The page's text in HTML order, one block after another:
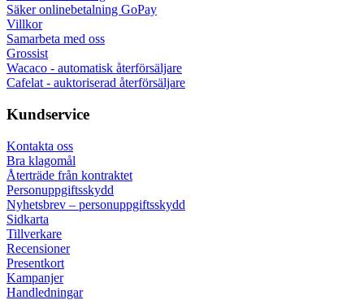
Säker onlinebetalning GoPay
Villkor
Samarbeta med oss
Grossist
Wacaco - automatisk återförsäljare
Cafelat - auktoriserad återförsäljare
Kundservice
Kontakta oss
Bra klagomål
Återträde från kontraktet
Personuppgiftsskydd
Nyhetsbrev – personuppgiftsskydd
Sidkarta
Tillverkare
Recensioner
Presentkort
Kampanjer
Handledningar